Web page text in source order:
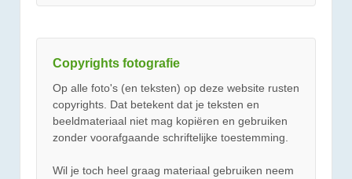
Copyrights fotografie
Op alle foto's (en teksten) op deze website rusten
copyrights. Dat betekent dat je teksten en
beeldmateriaal niet mag kopiëren en gebruiken
zonder voorafgaande schriftelijke toestemming.
Wil je toch heel graag materiaal gebruiken neem